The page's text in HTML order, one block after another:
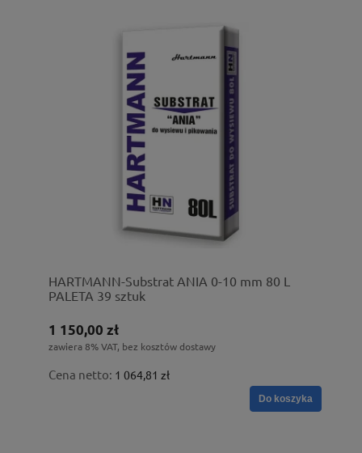
HARTMANN-Substrat ANIA 0-10 mm 80 L
PALETA 39 sztuk
1 150,00 zł
zawiera 8% VAT, bez kosztów dostawy
Cena netto: 1 064,81 zł
Do koszyka